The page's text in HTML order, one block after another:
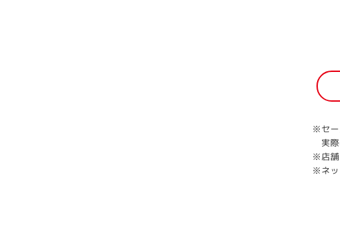
※セー
実
※店舗
※ネッ